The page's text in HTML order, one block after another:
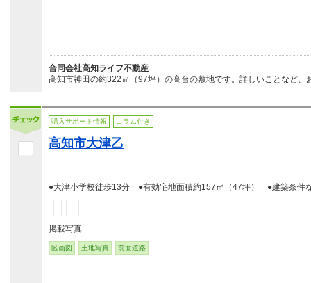
合同会社高知ライフ不動産
高知市神田の約322㎡（97坪）の高台の敷地です。詳しいことなど
購入サポート情報 コラム付き
高知市大津乙
●大津小学校徒歩13分 ●有効宅地面積約157㎡（47坪） ●建築条件
掲載写真
区画図 土地写真 前面道路